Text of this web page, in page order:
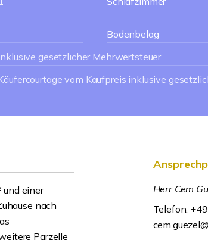
Bodenbelag
gesetzlicher Mehrwertsteuer
vom Kaufpreis inklusive
und einer
nach
Parzelle
Herr Cem
Telefon: